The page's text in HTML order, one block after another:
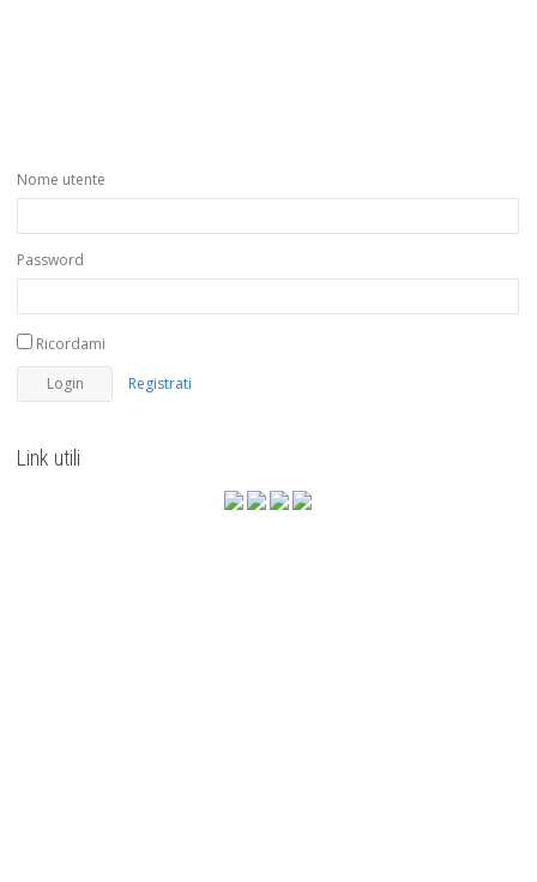
Nome utente
Password
Ricordami
Registrati
Link utili